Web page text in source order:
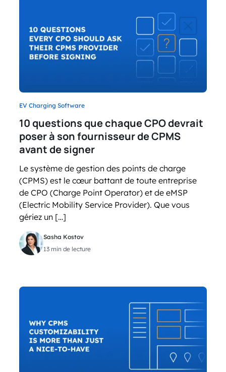
EV Charging Software
10 questions que chaque CPO devrait
poser à son fournisseur de CPMS
avant de signer
Le système de gestion des points de charge
(CPMS) est le cœur battant de toute entreprise
de CPO (Charge Point Operator) et de eMSP
(Electric Mobility Service Provider). Que vous
gériez un […]
Sasha Kostov
13 min de lecture